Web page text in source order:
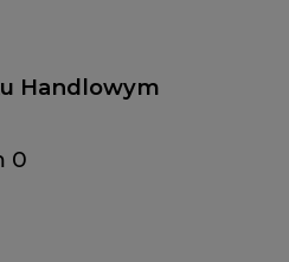
Handlowym
0